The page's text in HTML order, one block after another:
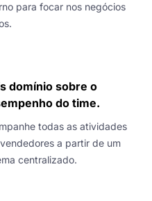
para focar nos negócios
domínio sobre o
do time.
todas as atividades
a partir de um
centralizado.